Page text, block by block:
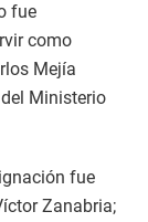
fue
como
Mejía
Ministerio
fue
Zanabria;